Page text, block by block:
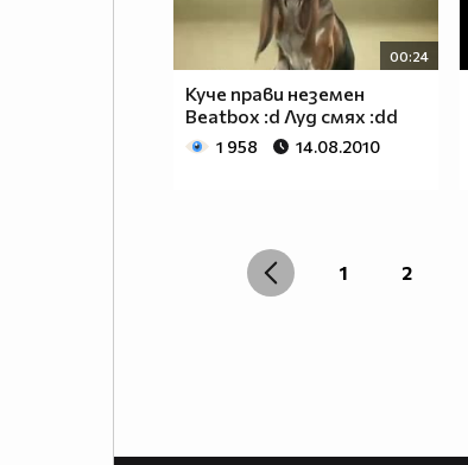
00:24
Куче прави неземен
Beatbox :d Луд смях :dd
1 958 14.08.2010
1 2